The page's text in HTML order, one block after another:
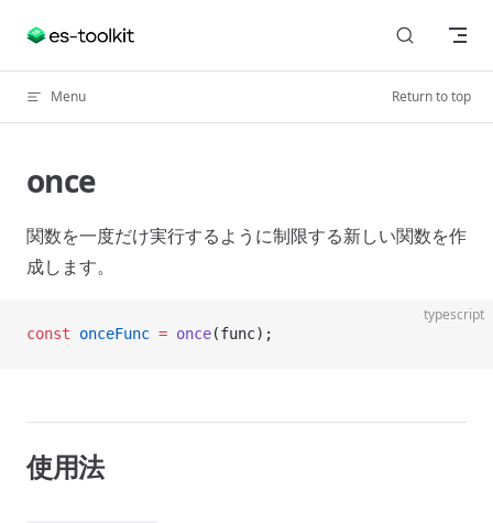
Skip to content
Menu Return to top
once
関数を一度だけ実行するように制限する新しい関数を作
成します。
typescript
const onceFunc = once(func);
使用法